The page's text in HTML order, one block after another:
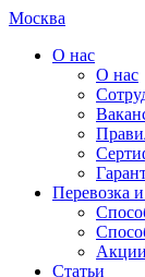
Москва
О нас
О нас
Перевозка
Акции
Статьи